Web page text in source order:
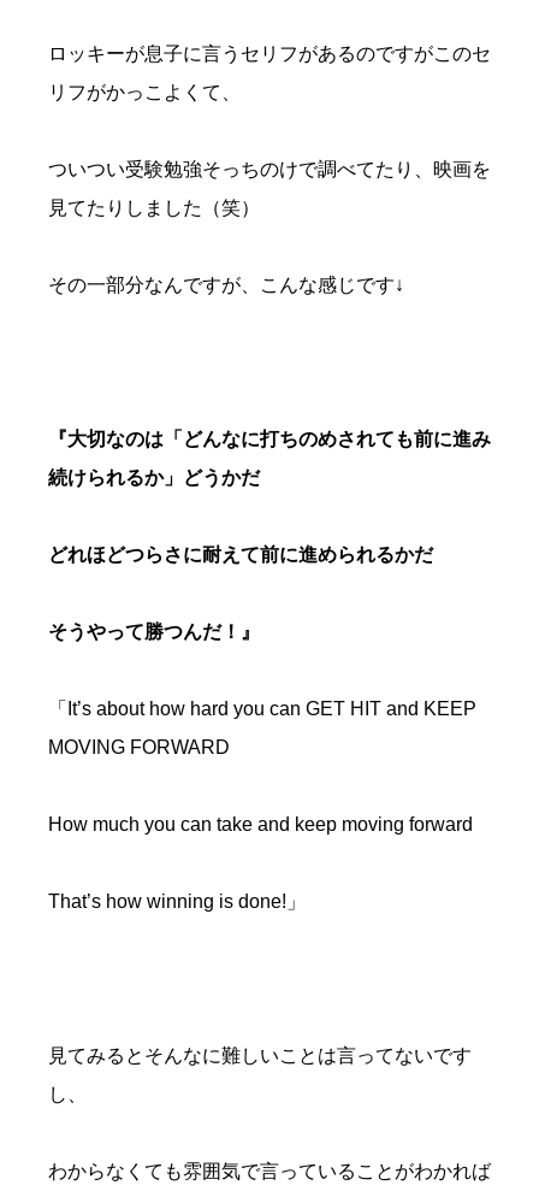
ロッキーが息子に言うセリフがあるのですがこのセ
リフがかっこよくて、
ついつい受験勉強そっちのけで調べてたり、映画を
見てたりしました（笑）
その一部分なんですが、こんな感じです↓
『大切なのは「どんなに打ちのめされても前に進み
続けられるか」どうかだ
どれほどつらさに耐えて前に進められるかだ
そうやって勝つんだ！』
「It’s about how hard you can GET HIT and KEEP
MOVING FORWARD
How much you can take and keep moving forward
That’s how winning is done!」
見てみるとそんなに難しいことは言ってないです
し、
わからなくても雰囲気で言っていることがわかれば